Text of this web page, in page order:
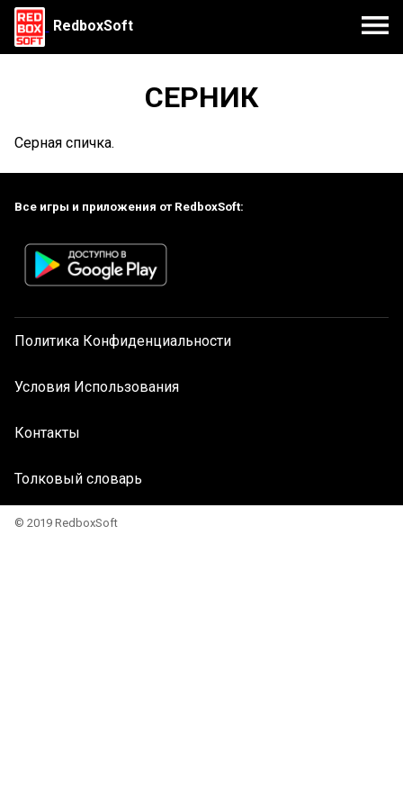
RedboxSoft
СЕРНИК
Серная спичка.
Все игры и приложения от RedboxSoft:
Политика Конфиденциальности
Условия Использования
Контакты
Толковый словарь
© 2019 RedboxSoft